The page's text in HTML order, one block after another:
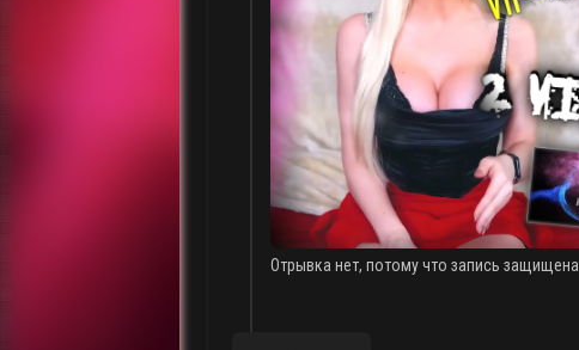
Отрывка нет, потому что запись защищена.